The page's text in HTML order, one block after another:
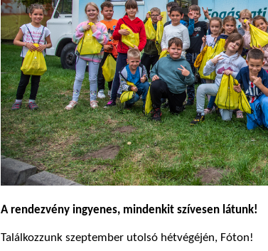
A rendezvény ingyenes, mindenkit szívesen látunk!
Találkozzunk szeptember utolsó hétvégéjén, Fóton!